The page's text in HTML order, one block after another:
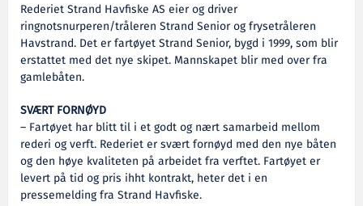
Rederiet Strand Havfiske AS eier og driver
ringnotsnurperen/tråleren Strand Senior og frysetråleren
Havstrand. Det er fartøyet Strand Senior, bygd i 1999, som blir
erstattet med det nye skipet. Mannskapet blir med over fra
gamlebåten.
SVÆRT FORNØYD
– Fartøyet har blitt til i et godt og nært samarbeid mellom
rederi og verft. Rederiet er svært fornøyd med den nye båten
og den høye kvaliteten på arbeidet fra verftet. Fartøyet er
levert på tid og pris ihht kontrakt, heter det i en
pressemelding fra Strand Havfiske.